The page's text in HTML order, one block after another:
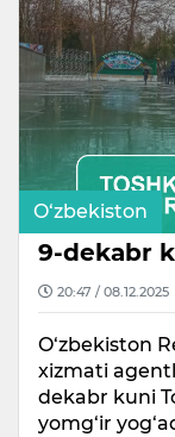
O‘zbekiston
9-dekabr
20:47 / 08.12.2025
O‘zbekiston
xizmati
dekabr kuni
yomg‘ir